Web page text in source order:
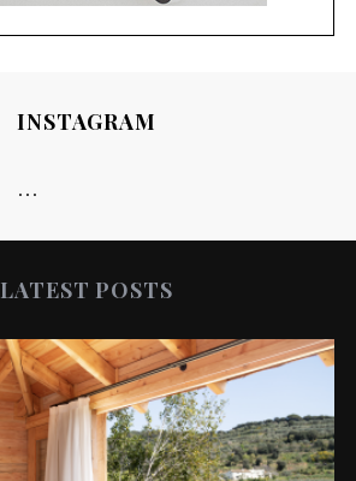
INSTAGRAM
…
LATEST POSTS